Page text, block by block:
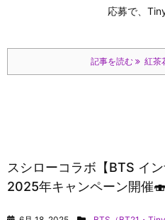
応募で、
記事を読む 紅茶
スシローコラボ【BTS イ
2025年キャンペーン開催